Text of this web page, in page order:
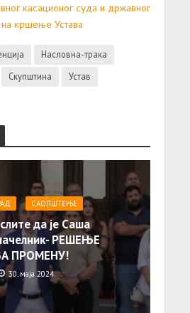
касационог суда и државног
кршење Устава
Насловна-трака
Скупштина
Устав
САОПШТЕЊE
да је Саша
РЕШЕЊЕ
ПРОМЕНУ!
30. маја 2024.